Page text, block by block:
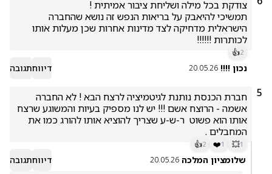
לכותרות !!!!!!
👍2
נכון !!!! 20.05.26 דיווחתגובה
5
המחבלים .
👍2 ❤️1 💥1
שלומציון המלכה 20.05.26 דיווחתגובה